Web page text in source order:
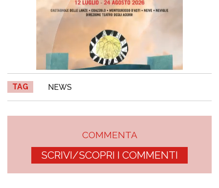
TAG NEWS
COMMENTA
SCRIVI/SCOPRI I COMMENTI